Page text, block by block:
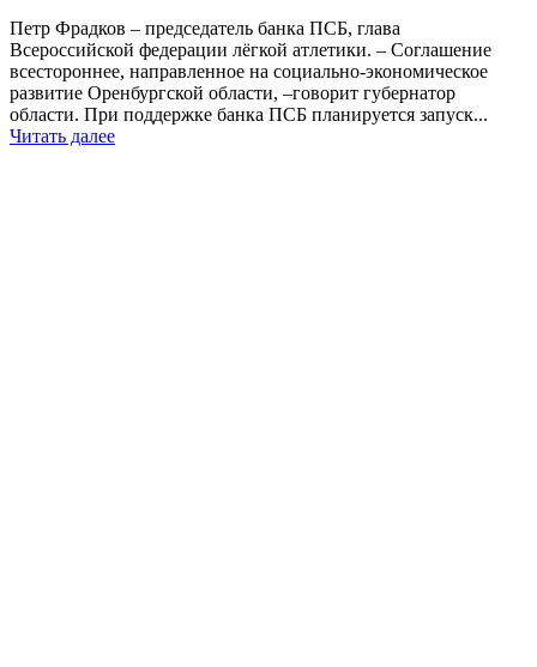
Петр Фрадков – председатель банка ПСБ, глава
Всероссийской федерации лёгкой атлетики. – Соглашение
всестороннее, направленное на социально-экономическое
развитие Оренбургской области, –говорит губернатор
области. При поддержке банка ПСБ планируется запуск...
Читать далее